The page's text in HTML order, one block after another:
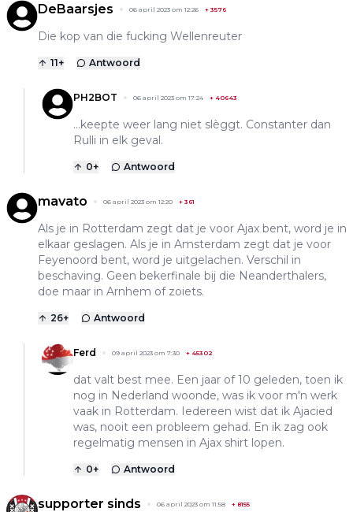
DeBaarsjes 06 april 2023 om 12:26 + 3576
Die kop van die fucking Wellenreuter
11+ Antwoord
PH2BOT 06 april 2023 om 17:24 + 40643
...keepte weer lang niet slèggt. Constanter dan
Rulli in elk geval.
0+ Antwoord
mavato 06 april 2023 om 12:20 + 361
Als je in Rotterdam zegt dat je voor Ajax bent, word je in
elkaar geslagen. Als je in Amsterdam zegt dat je voor
Feyenoord bent, word je uitgelachen. Verschil in
beschaving. Geen bekerfinale bij die Neanderthalers,
doe maar in Arnhem of zoiets.
26+ Antwoord
Ferd 09 april 2023 om 7:30 + 45302
dat valt best mee. Een jaar of 10 geleden, toen ik
nog in Nederland woonde, was ik voor m'n werk
vaak in Rotterdam. Iedereen wist dat ik Ajacied
was, nooit een probleem gehad. En ik zag ook
regelmatig mensen in Ajax shirt lopen.
0+ Antwoord
supporter sinds 06 april 2023 om 11:58 + 8155